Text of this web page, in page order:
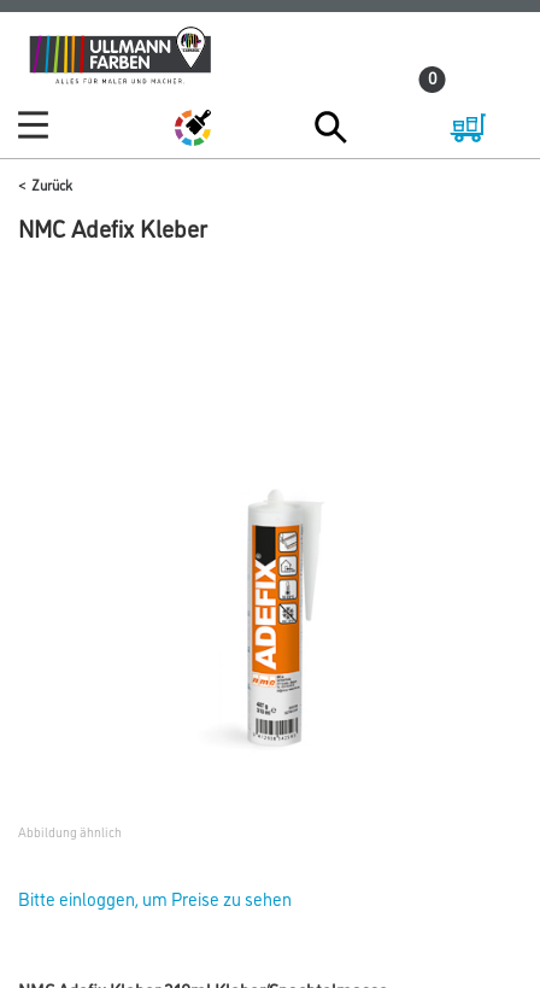
Zum
Inhalt
Zum
Navigationsmenü
0
Zurück
NMC Adefix Kleber
Abbildung ähnlich
Bitte einloggen, um Preise zu sehen